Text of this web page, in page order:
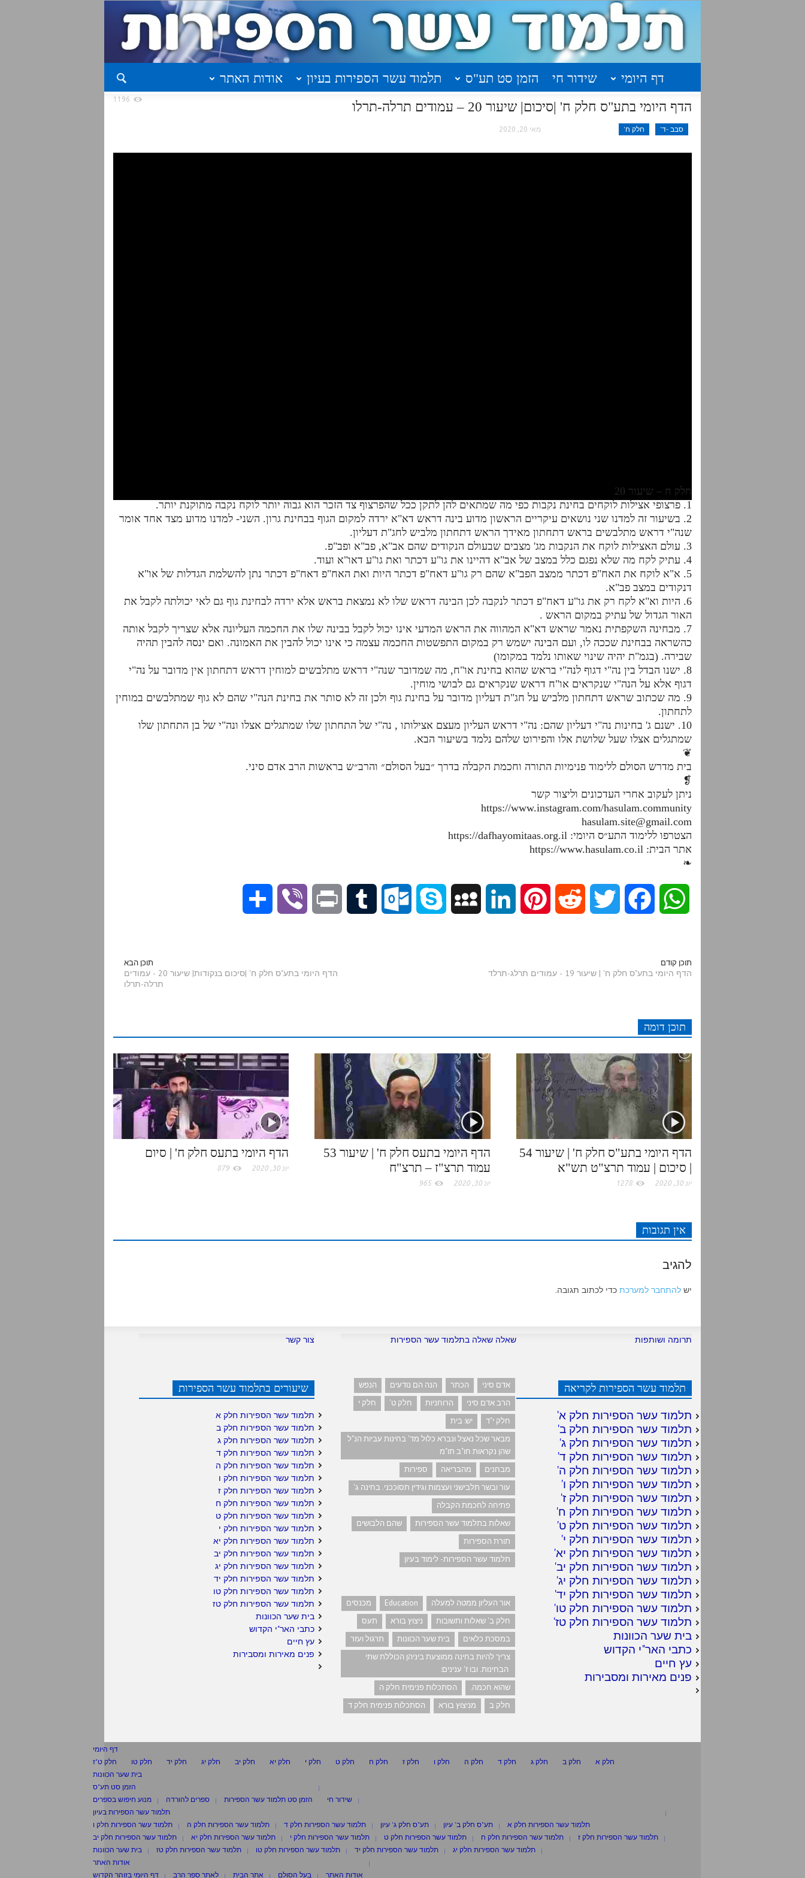
דף היומי שידור חי הזמן סט תע"ס תלמוד עשר הספירות בעיון
אודות האתר
הדף היומי בתע"ס חלק ח' |סיכום| שיעור 20 – עמודים תרלה-תרלו
סבב -ד' חלק ח' מאי 20, 2020
1196
חלק ח – שיעור 20
1. פרצופי אצילות לוקחים בחינת נקבות כפי מה שמתאים להן לתקן ככל שהפרצוף צד הזכר הוא גבוה יותר לוקח נקבה מתוקנת יותר.
2. בשיעור זה למדנו שני נושאים עיקריים הראשון מדוע בינה דראש דא"א ירדה למקום הגוף בבחינת גרון. השני- למדנו מדוע מצד אחד אומר
שנה"י דראש מתלבשים בראש דתחתון מאידך הראש דתחתון מלביש לחג"ת דעליון.
3. עולם האצילות לוקח את הנקבות מג' מצבים שבעולם הנקודים שהם אב"א, פב"א ופב"פ.
4. עתיק לקח מה שלא נפגם כלל במצב של אב"א דהיינו את גו"ע דכתר ואת גו"ע דאו"א ועוד.
5. א"א לוקח את האח"פ דכתר ממצב הפב"א שהם רק גו"ע דאח"פ דכתר היות ואת האח"פ דאח"פ דכתר נתן להשלמת הגדלות של או"א
דנקודים במצב פב"א.
6. היות וא"א לקח רק את גו"ע דאח"פ דכתר לנקבה לכן הבינה דראש שלו לא נמצאת בראש אלא ירדה לבחינת גוף גם לאי יכולתה לקבל את
האור הגדול של עתיק במקום הראש .
7. מבחינה השקפתית נאמר שראש דא"א המהווה את הראש המדעי אינו יכול לקבל בבינה שלו את החכמה העליונה אלא שצריך לקבל אותה
כהשראה בבחינת שככה לו, ועם הבינה ישמש רק במקום התפשטות החכמה עצמה כי אינו יכול להבין את האמונה. ואם ינסה להבין תהיה
שבירה. (בגמ"ת יהיה שינוי שאותו נלמד במקומו)
8. ישנו הבדל בין נה"י דגוף לנה"י בראש שהוא בחינת או"ח, מה שמדובר שנה"י דראש מתלבשים למוחין דראש דתחתון אין מדובר על נה"י
דגוף אלא על הנה"י שנקראים או"ח דראש שנקראים גם לבושי מוחין.
9. מה שכתוב שראש דתחתון מלביש על חג"ת דעליון מדובר על בחינת גוף ולכן זה לא סותר את בחינת הנה"י שהם לא גוף שמתלבשים במוחין
לתחתון.
10. ישנם ג' בחינות נה"י דעליון שהם: נה"י דראש העליון מעצם אצילותו , נה"י של התחתון שלו שמתגלים אצלו ונה"י של בן התחתון שלו
שמתגלים אצלו שעל שלושת אלו והפירוט שלהם נלמד בשיעור הבא.
❦
בית מדרש הסולם ללימוד פנימיות התורה וחכמת הקבלה בדרך ״בעל הסולם״ והרב״ש בראשות הרב אדם סיני.
❡
ניתן לעקוב אחרי העדכונים וליצור קשר
https://www.instagram.com/hasulam.community
hasulam.site@gmail.com
הצטרפו ללימוד התע״ס היומי: https://dafhayomitaas.org.il
אתר הבית: https://www.hasulam.co.il
❧
W
s
p
p
o
k
r
t
k
.
c
תוכן קודם
הדף היומי בתע"ס חלק ח' | שיעור 19 - עמודים תרלג-תרלד
תוכן הבא
הדף היומי בתע"ס חלק ח' |סיכום בנקודות| שיעור 20 - עמודים
תרלה-תרלו
תוכן דומה
הדף היומי בתעס חלק ח' | סיום
יונ 30, 2020 879
הדף היומי בתעס חלק ח' | שיעור 53
עמוד תרצ"ז – תרצ"ח
יונ 30, 2020 965
הדף היומי בתע"ס חלק ח' | שיעור 54
| סיכום | עמוד תרצ"ט תש"א
יונ 30, 2020 1278
אין תגובות
להגיב
יש להתחבר למערכת כדי לכתוב תגובה.
תרומה ושותפות
תלמוד עשר הספירות לקריאה
תלמוד עשר הספירות חלק א'
תלמוד עשר הספירות חלק ב'
תלמוד עשר הספירות חלק ג'
תלמוד עשר הספירות חלק ד'
תלמוד עשר הספירות חלק ה'
תלמוד עשר הספירות חלק ו'
תלמוד עשר הספירות חלק ז'
תלמוד עשר הספירות חלק ח'
תלמוד עשר הספירות חלק ט'
תלמוד עשר הספירות חלק י'
תלמוד עשר הספירות חלק יא'
תלמוד עשר הספירות חלק יב'
תלמוד עשר הספירות חלק יג'
תלמוד עשר הספירות חלק יד'
תלמוד עשר הספירות חלק טו'
תלמוד עשר הספירות חלק טז'
בית שער הכוונות
כתבי האר"י הקדוש
עץ חיים
פנים מאירות ומסבירות
שאלה שאלה בתלמוד עשר הספירות
אדם סיני הכתר הנה הם נודעים
הנפש
הרב אדם סיני
הרוחניות חלק ט'
חלק י
חלק י"ד
יש: בית
מבאר שכל נאצל ונברא כלול מד' בחינות עביות הנ"ל
שהן נקראות חו"ב תו"מ
מבחנים
מהבריאה
ספירות
עור ובשר תלבישני ועצמות וגידין תסוככני. בחינה ג'
פתיחה לחכמת הקבלה
שאלות בתלמוד עשר הספירות
שהם הלבושים
תורת הספירות
תלמוד עשר הספירות- לימוד בעיון
אור העליון ממטה למעלה Education
מכנסים
חלק ב' שאלות ותשובות
ניצוץ בורא
תעס
במסכת כלאים
בית שער הכוונות
תרגול ועזר
צריך להיות בחינה ממוצעת ביניהן הכוללת שתי
הבחינות. ובו ז' ענינים:
שהוא חכמה.
הסתכלות פנימית חלק ה
חלק ב
מניצוץ בורא הסתכלות פנימית חלק ד
צור קשר
שיעורים בתלמוד עשר הספירות
תלמוד עשר הספירות חלק א
תלמוד עשר הספירות חלק ב
תלמוד עשר הספירות חלק ג
תלמוד עשר הספירות חלק ד
תלמוד עשר הספירות חלק ה
תלמוד עשר הספירות חלק ו
תלמוד עשר הספירות חלק ז
תלמוד עשר הספירות חלק ח
תלמוד עשר הספירות חלק ט
תלמוד עשר הספירות חלק י
תלמוד עשר הספירות חלק יא
תלמוד עשר הספירות חלק יב
תלמוד עשר הספירות חלק יג
תלמוד עשר הספירות חלק יד
תלמוד עשר הספירות חלק טו
תלמוד עשר הספירות חלק טז
בית שער הכוונות
כתבי האר"י הקדוש
עץ חיים
פנים מאירות ומסבירות
דף היומי
חלק א
חלק ב חלק ג חלק ד חלק ה חלק ו חלק ז חלק ח חלק ט חלק י חלק יא חלק יב חלק יג חלק יד חלק טו
חלק ט"ז
בית שער הכוונות
שידור חי
הזמן סט תע"ס
הזמן סט תלמוד עשר הספירות
ספרים להורדה
מנוע חיפוש בספרים
תלמוד עשר הספירות בעיון
תלמוד עשר הספירות חלק א
תע"ס חלק ב' עיון תע"ס חלק ג' עיון תלמוד עשר הספירות חלק ד תלמוד עשר הספירות חלק ה
תלמוד עשר הספירות חלק ו
תלמוד עשר הספירות חלק ז
תלמוד עשר הספירות חלק ח תלמוד עשר הספירות חלק ט תלמוד עשר הספירות חלק י תלמוד עשר הספירות חלק יא
תלמוד עשר הספירות חלק יב
תלמוד עשר הספירות חלק יג
תלמוד עשר הספירות חלק יד תלמוד עשר הספירות חלק טו תלמוד עשר הספירות חלק טז
בית שער הכוונות
אודות האתר
אודות האתר
בעל הסולם אתר הבית לאתר ספר הרב דף היומי בזוהר הקדוש